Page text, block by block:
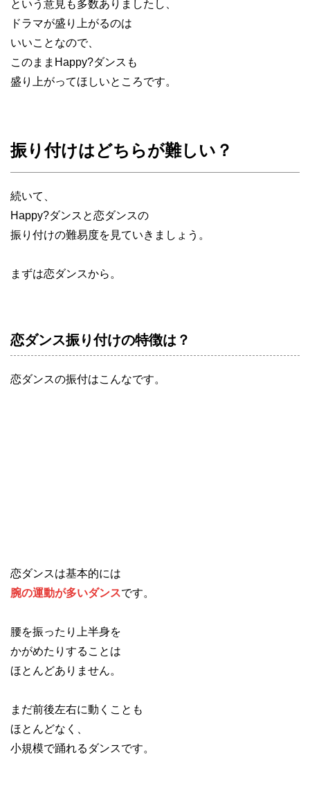
という意見も多数ありましたし、
ドラマが盛り上がるのは
いいことなので、
このままHappy?ダンスも
盛り上がってほしいところです。
振り付けはどちらが難しい？
続いて、
Happy?ダンスと恋ダンスの
振り付けの難易度を見ていきましょう。
まずは恋ダンスから。
恋ダンス振り付けの特徴は？
恋ダンスの振付はこんなです。
恋ダンスは基本的には
腕の運動が多いダンスです。
腰を振ったり上半身を
かがめたりすることは
ほとんどありません。
まだ前後左右に動くことも
ほとんどなく、
小規模で踊れるダンスです。